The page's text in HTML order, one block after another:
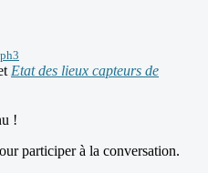
Etat des lieux capteurs de
!
participer à la conversation.